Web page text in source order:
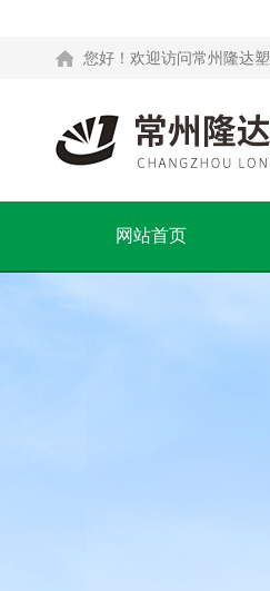
您好！欢迎访问常州隆达
网站首页